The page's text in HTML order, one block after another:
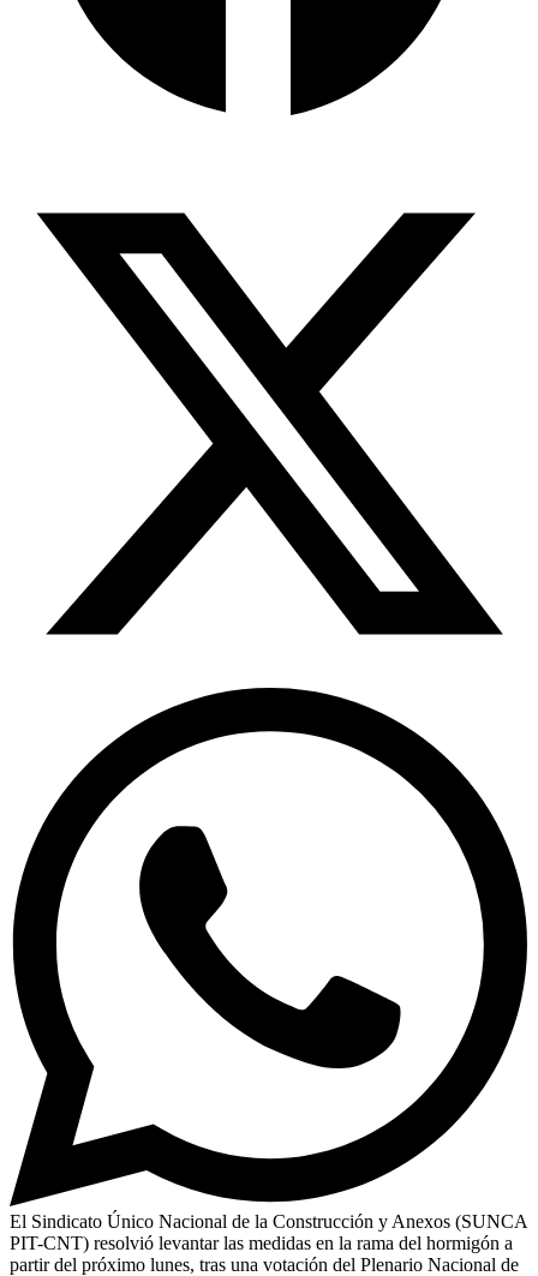
El Sindicato Único Nacional de la Construcción y Anexos (SUNCA
PIT-CNT) resolvió levantar las medidas en la rama del hormigón a
partir del próximo lunes, tras una votación del Plenario Nacional de